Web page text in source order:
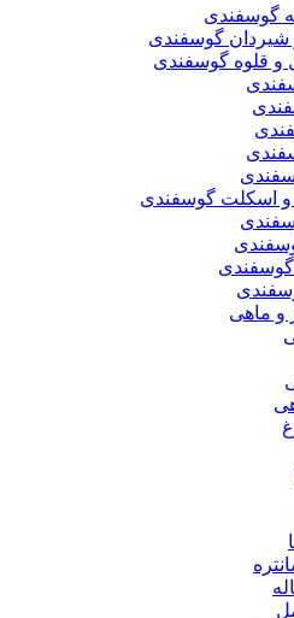
گوسفندی
گوسفندی
قلوه گوسفندی
و اسکلت گوسفندی
ماهی